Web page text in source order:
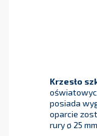
Krzesło
posiada
oparcie
rury ø 25